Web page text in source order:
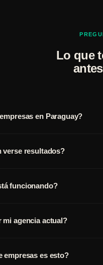
Lo que
en Paraguay?
verse resultados?
funcionando?
mi agencia actual?
empresas es esto?